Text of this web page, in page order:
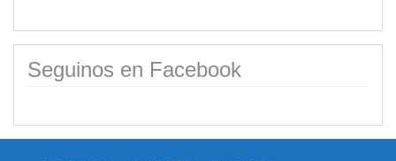
Seguinos en Facebook